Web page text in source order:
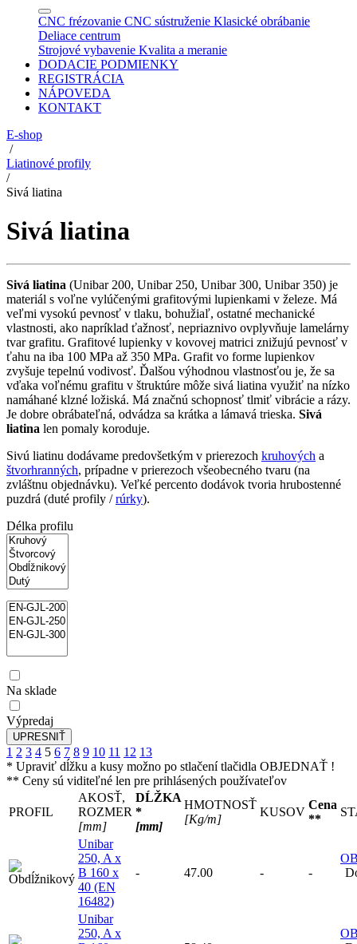
CNC frézovanie CNC sústruženie Klasické obrábanie
Deliace centrum
Strojové vybavenie Kvalita a meranie
DODACIE PODMIENKY
REGISTRÁCIA
NÁPOVEDA
KONTAKT
E-shop
/
Liatinové profily
/
Sivá liatina
Sivá liatina
Sivá liatina (Unibar 200, Unibar 250, Unibar 300, Unibar 350) je
materiál s voľne vylúčenými grafitovými lupienkami v železe. Má
veľmi vysokú pevnosť v tlaku, bohužiaľ, ostatné mechanické
vlastnosti, ako napríklad ťažnosť, nepriaznivo ovplyvňuje lamelárny
tvar grafitu. Grafitové lupienky v kovovej matrici znižujú pevnosť v
ťahu na iba 100 MPa až 350 MPa. Grafit vo forme lupienkov
zvyšuje tepelnú vodivosť. Ďalšou výhodnou vlastnosťou je, že sa
vďaka voľnému grafitu v štruktúre môže sivá liatina využiť na nízko
namáhané klzné ložiská. Má značnú schopnosť tlmiť vibrácie a rázy.
Je dobre obrábateľná, odvádza sa krátka a lámavá trieska. Sivá
liatina len pomaly koroduje.
Sivú liatinu dodávame predovšetkým v prierezoch kruhových a
štvorhranných, prípadne v prierezoch všeobecného tvaru (na
zvláštnu objednávku). Veľké percento dodávok tvoria hrubostenné
puzdrá (duté profily /rúrky).
Délka profilu
Na sklade
Výpredaj
1 2 3 4 5 6 7 8 9 10 11 12 13
* Upraviť dĺžku a kusy možno po stlačení tlačidla OBJEDNAŤ !
** Ceny sú viditeľné len pre prihlásených používateľov
PROFIL
AKOSŤ,
ROZMER
[mm]
DĹŽKA
*
[mm]
HMOTNOSŤ
[Kg/m]
KUSOV
Cena
**
Unibar
250, A x
B 160 x
40 (EN
16482)
- 47.00 - -
Unibar
250, A x